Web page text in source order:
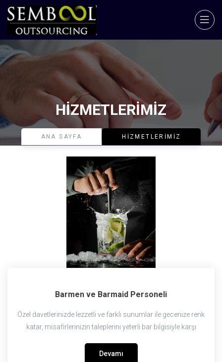
HIZMETLERIMIZ
ANA SAYFA HIZMETLERIMIZ
Barmen ve Barmaid Personeli
Özel davetlerinizde lezzetli ve farklı sunumlar ile gecenize renk
katar, misafirlerinizin taleplerini yeterli bar bilgisiyle karşı
Devamı